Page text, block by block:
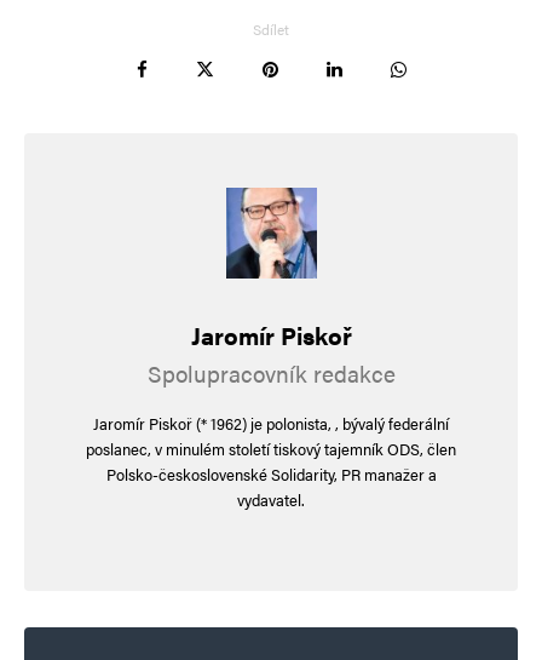
Webová stránka
Uložit do prohlížeče jméno, e-mail a webovou stránku pro budoucí
Informujte mě o nových komentářích e-mailem.
Sdílet
Jaromír Piskoř
Spolupracovník redakce
Jaromír Piskoř (* 1962) je polonista, , bývalý federální
poslanec, v minulém století tiskový tajemník ODS, člen
Polsko-československé Solidarity, PR manažer a
vydavatel.